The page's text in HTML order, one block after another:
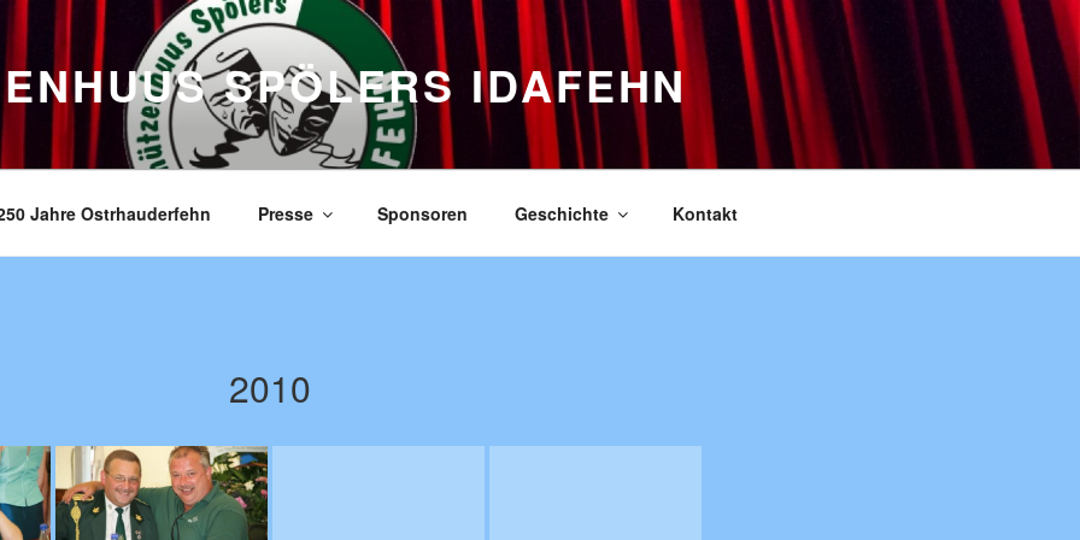
SPÖLERS IDAFEHN
Jahre Ostrhauderfehn Presse Sponsoren Geschichte Kontakt
2010